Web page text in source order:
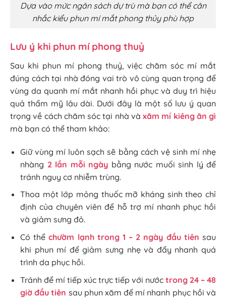
Dựa vào mức ngân sách dự trù mà bạn có thể cân
nhắc kiểu phun mí mắt phong thủy phù hợp
Lưu ý khi phun mí phong thuỷ
Sau khi phun mí phong thuỷ, việc chăm sóc mí mắt
đúng cách tại nhà đóng vai trò vô cùng quan trọng để
vùng da quanh mí mắt nhanh hồi phục và duy trì hiệu
quả thẩm mỹ lâu dài. Dưới đây là một số lưu ý quan
trọng về cách chăm sóc tại nhà và xăm mí kiêng ăn gì
mà bạn có thể tham khảo:
Giữ vùng mí luôn sạch sẽ bằng cách vệ sinh mí nhẹ
nhàng 2 lần mỗi ngày bằng nước muối sinh lý để
tránh nguy cơ nhiễm trùng.
Thoa một lớp mỏng thuốc mỡ kháng sinh theo chỉ
định của chuyên viên để hỗ trợ mí nhanh phục hồi
và giảm sưng đỏ.
Có thểchườm lạnh trong 1 – 2 ngày đầu tiên sau
khi phun mí để giảm sưng nhẹ và đẩy nhanh quá
trình da phục hồi.
Tránh để mí tiếp xúc trực tiếp với nước trong 24 – 48
giờ đầu tiên sau phun xăm để mí nhanh phục hồi và